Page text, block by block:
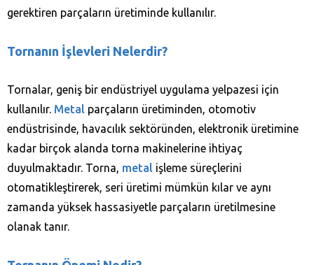
gerektiren parçaların üretiminde kullanılır.
Tornanın İşlevleri Nelerdir?
Tornalar, geniş bir endüstriyel uygulama yelpazesi için
kullanılır. Metal parçaların üretiminden, otomotiv
endüstrisinde, havacılık sektöründen, elektronik üretimine
kadar birçok alanda torna makinelerine ihtiyaç
duyulmaktadır. Torna, metal işleme süreçlerini
otomatikleştirerek, seri üretimi mümkün kılar ve aynı
zamanda yüksek hassasiyetle parçaların üretilmesine
olanak tanır.